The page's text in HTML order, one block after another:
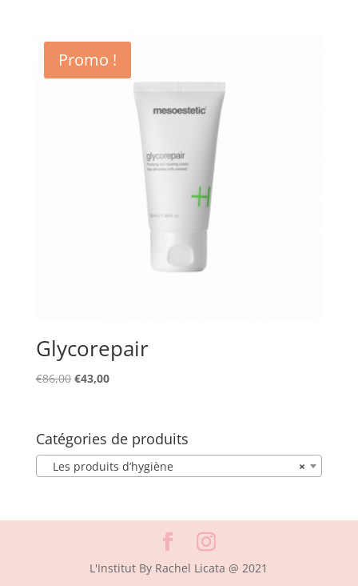
Promo !
Glycorepair
€86,00 Le
était :
€86,00.
€43,00Le
est :
€43,00.
Catégories de produits
×
Les produits d’hygiène
L'Institut By Rachel Licata @ 2021